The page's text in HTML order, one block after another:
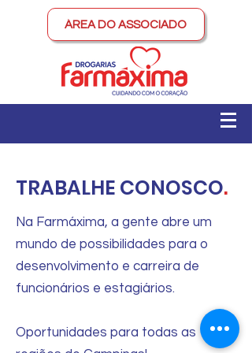
ÁREA DO ASSOCIADO
TRABALHE CONOSCO.
Na Farmáxima, a gente abre um
mundo de possibilidades para o
desenvolvimento e carreira de
funcionários e estagiários.
Oportunidades para todas as